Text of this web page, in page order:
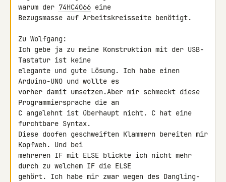
warum der 74HC4066 eine
Bezugsmasse auf Arbeitskreisseite benötigt.
Zu Wolfgang:
Ich gebe ja zu meine Konstruktion mit der USB-
Tastatur ist keine
elegante und gute Lösung. Ich habe einen
Arduino-UNO und wollte es
vorher damit umsetzen.Aber mir schmeckt diese
Programmiersprache die an
C angelehnt ist überhaupt nicht. C hat eine
furchtbare Syntax.
Diese doofen geschweiften Klammern bereiten mir
Kopfweh. Und bei
mehreren IF mit ELSE blickte ich nicht mehr
durch zu welchem IF die ELSE
gehört. Ich habe mir zwar wegen des Dangling-